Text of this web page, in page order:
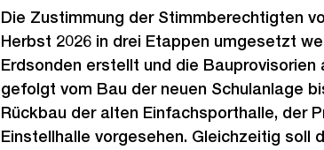
Die Zustimmung der Stimmberechtigten
Herbst 2026 in drei Etappen umgesetzt
Erdsonden erstellt und die
gefolgt vom Bau der neuen Schulanlage
Rückbau der alten Einfachsporthalle, der
Einstellhalle vorgesehen. Gleichzeitig soll